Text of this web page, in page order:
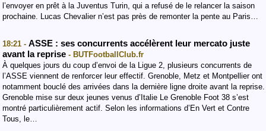
l’envoyer en prêt à la Juventus Turin, qui a refusé de le relancer la saison
prochaine. Lucas Chevalier n’est pas près de remonter la pente au Paris…
18:21 - ASSE : ses concurrents accélèrent leur mercato juste
avant la reprise - BUTFootballClub.fr
À quelques jours du coup d’envoi de la Ligue 2, plusieurs concurrents de
l’ASSE viennent de renforcer leur effectif. Grenoble, Metz et Montpellier ont
notamment bouclé des arrivées dans la dernière ligne droite avant la reprise.
Grenoble mise sur deux jeunes venus d’Italie Le Grenoble Foot 38 s’est
montré particulièrement actif. Selon les informations d’En Vert et Contre
Tous, le…